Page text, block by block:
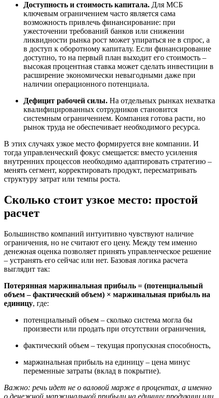
Доступность и стоимость капитала. Для МСБ
ключевым ограничением часто является сама
возможность привлечь финансирование: при
ужесточении требований банков или снижении
ликвидности рынка рост может упираться не в спрос, а
в доступ к оборотному капиталу. Если финансирование
доступно, то на первый план выходит его стоимость –
высокая процентная ставка может сделать инвестиции в
расширение экономически невыгодными даже при
наличии операционного потенциала.
Дефицит рабочей силы. На отдельных рынках нехватка
квалифицированных сотрудников становится
системным ограничением. Компания готова расти, но
рынок труда не обеспечивает необходимого ресурса.
В этих случаях узкое место формируется вне компании. И
тогда управленческий фокус смещается: вместо усиления
внутренних процессов необходимо адаптировать стратегию –
менять сегмент, корректировать продукт, пересматривать
структуру затрат или темпы роста.
Сколько стоит узкое место: простой
расчет
Большинство компаний интуитивно чувствуют наличие
ограничения, но не считают его цену. Между тем именно
денежная оценка позволяет принять управленческое решение
– устранять его сейчас или нет. Базовая логика расчета
выглядит так:
Потерянная маржинальная прибыль = (потенциальный
объем – фактический объем) × маржинальная прибыль на
единицу, где:
потенциальный объем – сколько система могла бы
произвести или продать при отсутствии ограничения,
фактический объем – текущая пропускная способность,
маржинальная прибыль на единицу – цена минус
переменные затраты (вклад в покрытие).
Важно: речь идет не о валовой марже в процентах, а именно